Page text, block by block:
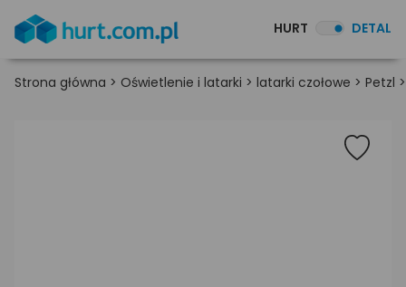
HURT DETAL
Strona główna > Oświetlenie i latarki > latarki czołowe > Petzl